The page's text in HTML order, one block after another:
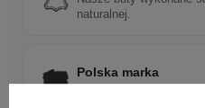
naturalnej.
Polska marka